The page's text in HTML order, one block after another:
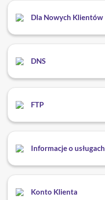
Dla Nowych Klientów
DNS
FTP
Informacje o usługach
Konto Klienta